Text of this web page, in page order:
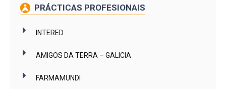
PRÁCTICAS PROFESIONAIS
INTERED
AMIGOS DA TERRA – GALICIA
FARMAMUNDI